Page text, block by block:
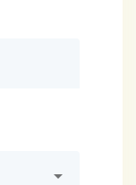
arrow_drop_down